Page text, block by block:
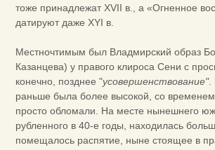
тоже принадлежат XVII в., а «Огненное
датируют даже XYI в.
Местночтимым был Владмирский образ
Казанцева) у правого клироса Сени с
конечно, позднее "усовершенство­вание".
раньше была более высокой, со
просто обломали. На месте нынешнего
рубленного в 40-е годы, находилась
помещалось распятие, ныне стоящее в